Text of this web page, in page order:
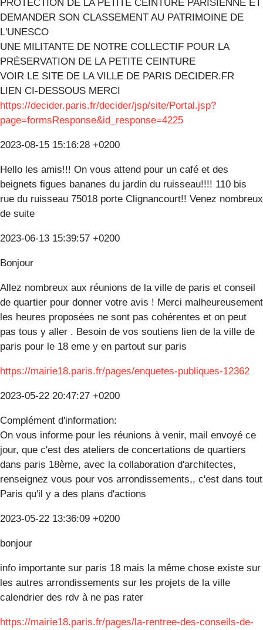
PROTECTION DE LA PETITE CEINTURE PARISIENNE ET
DEMANDER SON CLASSEMENT AU PATRIMOINE DE
L'UNESCO
UNE MILITANTE DE NOTRE COLLECTIF POUR LA
PRÉSERVATION DE LA PETITE CEINTURE
VOIR LE SITE DE LA VILLE DE PARIS DECIDER.FR
LIEN CI-DESSOUS MERCI
https://decider.paris.fr/decider/jsp/site/Portal.jsp?
page=formsResponse&id_response=4225
2023-08-15 15:16:28 +0200
Hello les amis!!! On vous attend pour un café et des
beignets figues bananes du jardin du ruisseau!!!! 110 bis
rue du ruisseau 75018 porte Clignancourt!! Venez nombreux
de suite
2023-06-13 15:39:57 +0200
Bonjour
Allez nombreux aux réunions de la ville de paris et conseil
de quartier pour donner votre avis ! Merci malheureusement
les heures proposées ne sont pas cohérentes et on peut
pas tous y aller . Besoin de vos soutiens lien de la ville de
paris pour le 18 eme y en partout sur paris
https://mairie18.paris.fr/pages/enquetes-publiques-12362
2023-05-22 20:47:27 +0200
Complément d'information:
On vous informe pour les réunions à venir, mail envoyé ce
jour, que c'est des ateliers de concertations de quartiers
dans paris 18ème, avec la collaboration d'architectes,
renseignez vous pour vos arrondissements,, c'est dans tout
Paris qu'il y a des plans d'actions
2023-05-22 13:36:09 +0200
bonjour
info importante sur paris 18 mais la même chose existe sur
les autres arrondissements sur les projets de la ville
calendrier des rdv à ne pas rater
https://mairie18.paris.fr/pages/la-rentree-des-conseils-de-